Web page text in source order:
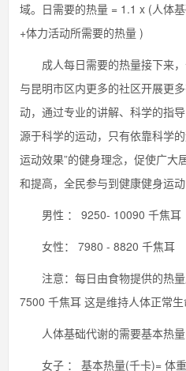
域。日需要的热量 = 1.1 x (人体
+体力活动所需要的热量 )
成人每日需要的热量接下来，
与昆明市区内更多的社区开展更
动，通过专业的讲解、科学的指
源于科学的运动，只有依靠科学
运动效果”的健身理念，促使广大
和提高，全民参与到健康健身运动
男性 ： 9250- 10090 千焦耳
女性： 7980 - 8820 千焦耳
注意：每日由食物提供的热量
7500 千焦耳 这是维持人体正常
人体基础代谢的需要基本热量
女子 ： 基本热量(千卡)= 体